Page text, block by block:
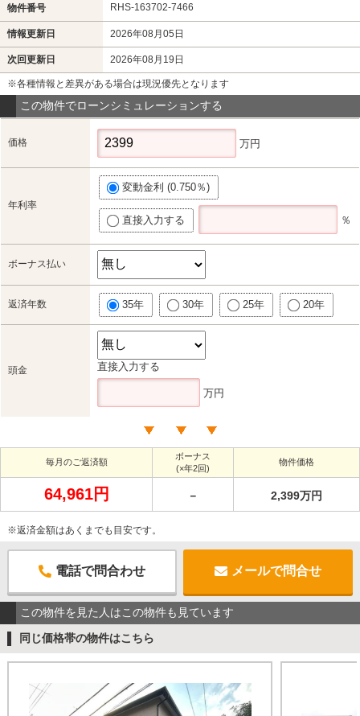
物件番号 RHS-163702-7466
情報更新日 2026年08月05日
次回更新日 2026年08月19日
※各種情報と差異がある場合は現況優先となります
この物件でローンシミュレーションする
価格 万円
年利率
変動金利 (0.750％)
直接入力する ％
ボーナス払い
返済年数 35年 30年 25年 20年
頭金 直接入力する
万円
毎月のご返済額
ボーナス
(×年2回)
物件価格
64,961円 － 2,399万円
※返済金額はあくまでも目安です。
電話で問合わせ メールで問合せ
この物件を見た人はこの物件も見ています
同じ価格帯の物件はこちら